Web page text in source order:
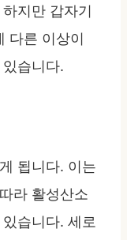
지만 갑자기
다른 이상이
습니다.
됩니다. 이는
라 활성산소
습니다. 세로